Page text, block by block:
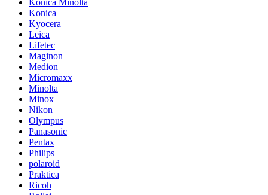
Konica Minolta
Konica
Kyocera
Leica
Lifetec
Maginon
Medion
Micromaxx
Minolta
Minox
Nikon
Olympus
Panasonic
Pentax
Philips
polaroid
Praktica
Ricoh